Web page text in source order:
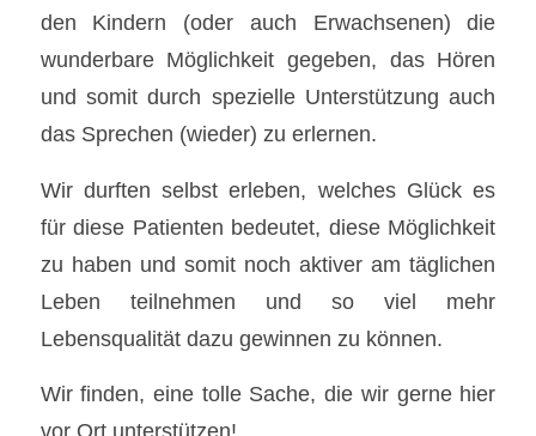
den Kindern (oder auch Erwachsenen) die
wunderbare Möglichkeit gegeben, das Hören
und somit durch spezielle Unterstützung auch
das Sprechen (wieder) zu erlernen.
Wir durften selbst erleben, welches Glück es
für diese Patienten bedeutet, diese Möglichkeit
zu haben und somit noch aktiver am täglichen
Leben teilnehmen und so viel mehr
Lebensqualität dazu gewinnen zu können.
Wir finden, eine tolle Sache, die wir gerne hier